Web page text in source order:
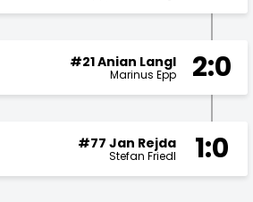
2:0
#21 Anian Langl
Marinus Epp
1:0
#77 Jan Rejda
Stefan Friedl